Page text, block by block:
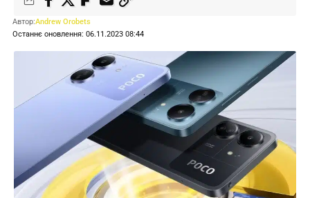
Останнє оновлення: 06.11.2023 08:44
Автор:Andrew Orobets